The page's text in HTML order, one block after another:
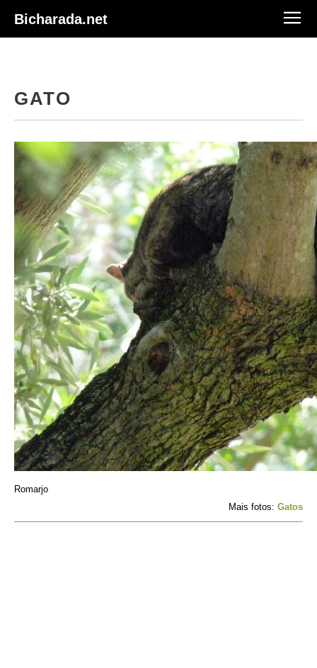
Bicharada.net
GATO
Romarjo
Mais fotos: Gatos